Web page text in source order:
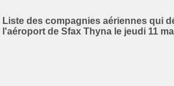
Liste des compagnies aériennes qui
l'aéroport de Sfax Thyna le jeudi 11